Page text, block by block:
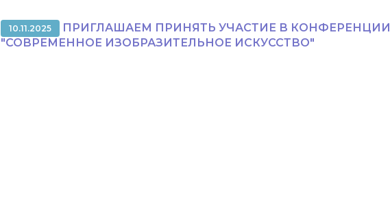
10.11.2025
ПРИГЛАШАЕМ ПРИНЯТЬ УЧАСТИЕ В КОНФЕРЕНЦИИ
"СОВРЕМЕННОЕ ИЗОБРАЗИТЕЛЬНОЕ ИСКУССТВО"